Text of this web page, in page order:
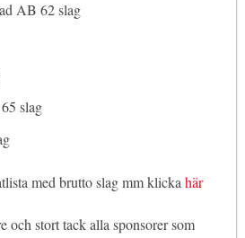
AB 62 slag
slag
med brutto slag mm klicka här
och stort tack alla sponsorer som